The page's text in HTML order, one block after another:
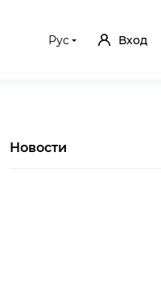
Рус Вход
Новости